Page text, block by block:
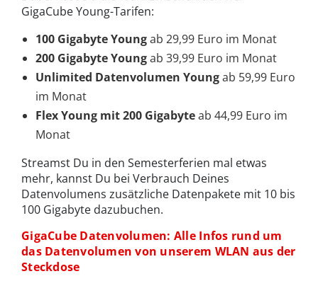
GigaCube Young-Tarifen:
100 GigabyteYoungab 29,99 Euro im Monat
200 Gigabyte Youngab 39,99 Euro im Monat
Unlimited Datenvolumen Youngab 59,99 Euro
im Monat
Flex Young mit 200 Gigabyteab 44,99 Euro im
Monat
Streamst Du in den Semesterferien mal etwas
mehr, kannst Du bei Verbrauch Deines
Datenvolumens zusätzliche Datenpakete mit 10 bis
100 Gigabyte dazubuchen.
GigaCube Datenvolumen: Alle Infos rund um
das Datenvolumen von unserem WLAN aus der
Steckdose